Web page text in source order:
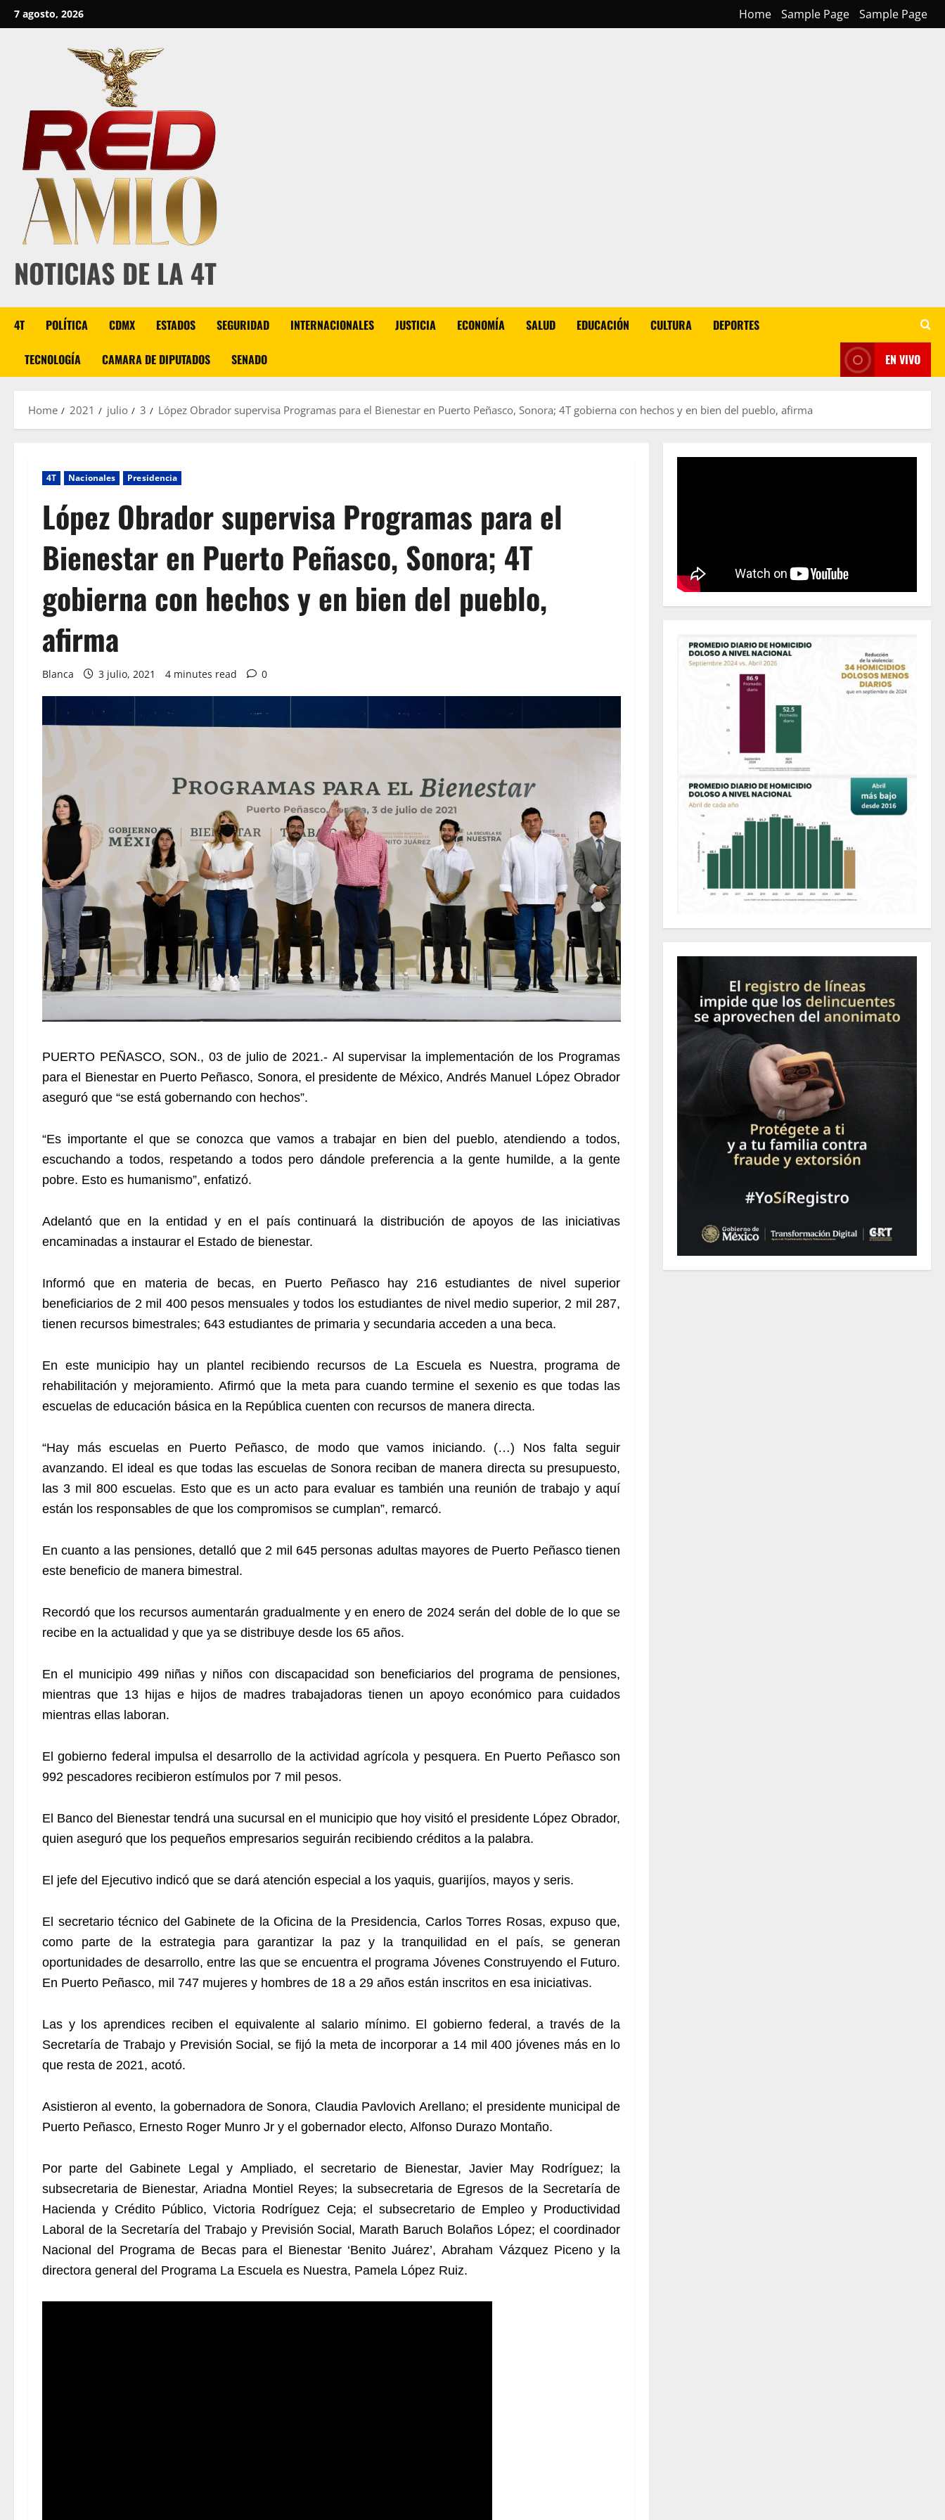
Skip
to
7 agosto, 2026 Home Sample Page Sample Page
NOTICIAS DE LA 4T
4T POLÍTICA CDMX ESTADOS SEGURIDAD INTERNACIONALES JUSTICIA ECONOMÍA SALUD EDUCACIÓN CULTURA DEPORTES
TECNOLOGÍA CAMARA DE DIPUTADOS SENADO EN VIVO
Home 2021 julio 3 López Obrador supervisa Programas para el Bienestar en Puerto Peñasco, Sonora; 4T gobierna con hechos y en bien del pueblo, afirma
4T Nacionales Presidencia
López Obrador supervisa Programas para el
Bienestar en Puerto Peñasco, Sonora; 4T
gobierna con hechos y en bien del pueblo,
afirma
Blanca 3 julio, 2021 4 minutes read 0
PUERTO PEÑASCO, SON., 03 de julio de 2021.- Al supervisar la implementación de los Programas
para el Bienestar en Puerto Peñasco, Sonora, el presidente de México, Andrés Manuel López Obrador
aseguró que “se está gobernando con hechos”.
“Es importante el que se conozca que vamos a trabajar en bien del pueblo, atendiendo a todos,
escuchando a todos, respetando a todos pero dándole preferencia a la gente humilde, a la gente
pobre. Esto es humanismo”, enfatizó.
Adelantó que en la entidad y en el país continuará la distribución de apoyos de las iniciativas
encaminadas a instaurar el Estado de bienestar.
Informó que en materia de becas, en Puerto Peñasco hay 216 estudiantes de nivel superior
beneficiarios de 2 mil 400 pesos mensuales y todos los estudiantes de nivel medio superior, 2 mil 287,
tienen recursos bimestrales; 643 estudiantes de primaria y secundaria acceden a una beca.
En este municipio hay un plantel recibiendo recursos de La Escuela es Nuestra, programa de
rehabilitación y mejoramiento. Afirmó que la meta para cuando termine el sexenio es que todas las
escuelas de educación básica en la República cuenten con recursos de manera directa.
“Hay más escuelas en Puerto Peñasco, de modo que vamos iniciando. (…) Nos falta seguir
avanzando. El ideal es que todas las escuelas de Sonora reciban de manera directa su presupuesto,
las 3 mil 800 escuelas. Esto que es un acto para evaluar es también una reunión de trabajo y aquí
están los responsables de que los compromisos se cumplan”, remarcó.
En cuanto a las pensiones, detalló que 2 mil 645 personas adultas mayores de Puerto Peñasco tienen
este beneficio de manera bimestral.
Recordó que los recursos aumentarán gradualmente y en enero de 2024 serán del doble de lo que se
recibe en la actualidad y que ya se distribuye desde los 65 años.
En el municipio 499 niñas y niños con discapacidad son beneficiarios del programa de pensiones,
mientras que 13 hijas e hijos de madres trabajadoras tienen un apoyo económico para cuidados
mientras ellas laboran.
El gobierno federal impulsa el desarrollo de la actividad agrícola y pesquera. En Puerto Peñasco son
992 pescadores recibieron estímulos por 7 mil pesos.
El Banco del Bienestar tendrá una sucursal en el municipio que hoy visitó el presidente López Obrador,
quien aseguró que los pequeños empresarios seguirán recibiendo créditos a la palabra.
El jefe del Ejecutivo indicó que se dará atención especial a los yaquis, guarijíos, mayos y seris.
El secretario técnico del Gabinete de la Oficina de la Presidencia, Carlos Torres Rosas, expuso que,
como parte de la estrategia para garantizar la paz y la tranquilidad en el país, se generan
oportunidades de desarrollo, entre las que se encuentra el programa Jóvenes Construyendo el Futuro.
En Puerto Peñasco, mil 747 mujeres y hombres de 18 a 29 años están inscritos en esa iniciativas.
Las y los aprendices reciben el equivalente al salario mínimo. El gobierno federal, a través de la
Secretaría de Trabajo y Previsión Social, se fijó la meta de incorporar a 14 mil 400 jóvenes más en lo
que resta de 2021, acotó.
Asistieron al evento, la gobernadora de Sonora, Claudia Pavlovich Arellano; el presidente municipal de
Puerto Peñasco, Ernesto Roger Munro Jr y el gobernador electo, Alfonso Durazo Montaño.
Por parte del Gabinete Legal y Ampliado, el secretario de Bienestar, Javier May Rodríguez; la
subsecretaria de Bienestar, Ariadna Montiel Reyes; la subsecretaria de Egresos de la Secretaría de
Hacienda y Crédito Público, Victoria Rodríguez Ceja; el subsecretario de Empleo y Productividad
Laboral de la Secretaría del Trabajo y Previsión Social, Marath Baruch Bolaños López; el coordinador
Nacional del Programa de Becas para el Bienestar ‘Benito Juárez’, Abraham Vázquez Piceno y la
directora general del Programa La Escuela es Nuestra, Pamela López Ruiz.